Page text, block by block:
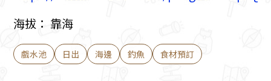
海拔： 靠海
戲水池 日出 海邊 釣魚 食材預訂